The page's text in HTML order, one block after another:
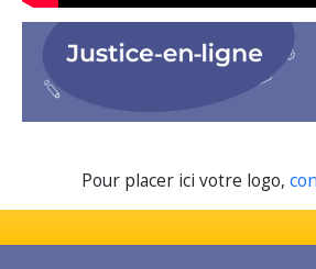
Pour placer ici votre logo,